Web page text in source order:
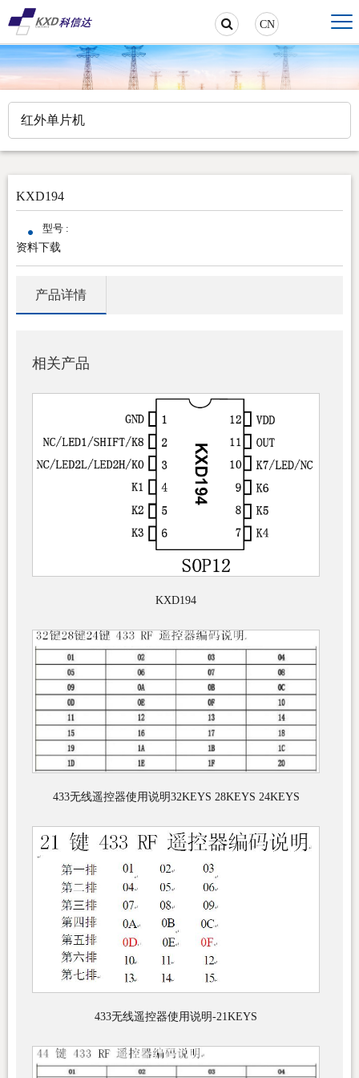
CN
红外单片机
KXD194
型号 :
资料下载
产品详情
相关产品
KXD194
433无线遥控器使用说明32KEYS 28KEYS 24KEYS
433无线遥控器使用说明-21KEYS